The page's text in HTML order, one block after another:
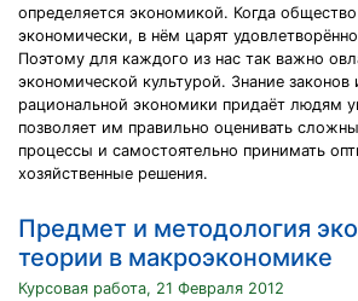
определяется экономикой. Когда
экономически, в нём царят
Поэтому для каждого из нас так важно
экономической культурой. Знание законов
рациональной экономики придаёт людям
позволяет им правильно оценивать
процессы и самостоятельно принимать
хозяйственные решения.
Предмет и методология
теории в макроэкономике
Курсовая работа, 21 Февраля 2012